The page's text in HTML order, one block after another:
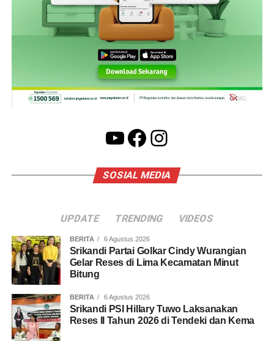
YouTube
Facebook
Instagram
SOSIAL MEDIA
UPDATE TRENDING VIDEOS
BERITA 6 Agustus 2026
Srikandi Partai Golkar Cindy Wurangian
Gelar Reses di Lima Kecamatan Minut
Bitung
BERITA 6 Agustus 2026
Srikandi PSI Hillary Tuwo Laksanakan
Reses II Tahun 2026 di Tendeki dan Kema